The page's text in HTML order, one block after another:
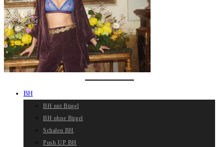
BH
BH mit Bügel
BH ohne Bügel
Schalen BH
Push UP BH